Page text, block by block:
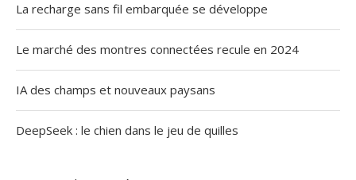
La recharge sans fil embarquée se développe
Le marché des montres connectées recule en 2024
IA des champs et nouveaux paysans
DeepSeek : le chien dans le jeu de quilles